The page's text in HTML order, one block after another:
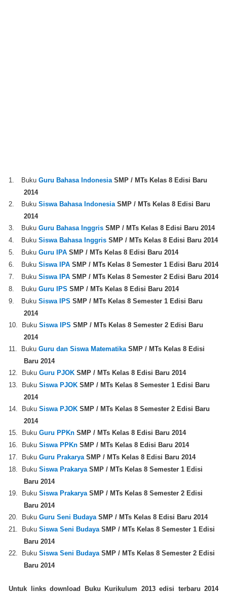
1. Buku Guru Bahasa Indonesia SMP / MTs Kelas 8 Edisi Baru
2014
2.
Buku Siswa Bahasa Indonesia SMP / MTs Kelas 8 Edisi Baru
2014
3.
Buku Guru Bahasa Inggris SMP / MTs Kelas 8 Edisi Baru 2014
4.
Buku Siswa Bahasa Inggris SMP / MTs Kelas 8 Edisi Baru 2014
5.
Buku Guru IPA SMP / MTs Kelas 8 Edisi Baru 2014
6.
Buku Siswa IPA SMP / MTs Kelas 8 Semester 1 Edisi Baru 2014
7.
Buku Siswa IPA SMP / MTs Kelas 8 Semester 2 Edisi Baru 2014
8.
Buku Guru IPS SMP / MTs Kelas 8 Edisi Baru 2014
9.
Buku Siswa IPS SMP / MTs Kelas 8 Semester 1 Edisi Baru
2014
10.
Buku Siswa IPS SMP / MTs Kelas 8 Semester 2 Edisi Baru
2014
11.
Buku Guru dan Siswa Matematika SMP / MTs Kelas 8 Edisi
Baru 2014
12.
Buku Guru PJOK SMP / MTs Kelas 8 Edisi Baru 2014
13.
Buku Siswa PJOK SMP / MTs Kelas 8 Semester 1 Edisi Baru
2014
14.
Buku Siswa PJOK SMP / MTs Kelas 8 Semester 2 Edisi Baru
2014
15.
Buku Guru PPKn SMP / MTs Kelas 8 Edisi Baru 2014
16.
Buku Siswa PPKn SMP / MTs Kelas 8 Edisi Baru 2014
17.
Buku Guru Prakarya SMP / MTs Kelas 8 Edisi Baru 2014
18.
Buku Siswa Prakarya SMP / MTs Kelas 8 Semester 1 Edisi
Baru 2014
19.
Buku Siswa Prakarya SMP / MTs Kelas 8 Semester 2 Edisi
Baru 2014
20.
Buku Guru Seni Budaya SMP / MTs Kelas 8 Edisi Baru 2014
21.
Buku Siswa Seni Budaya SMP / MTs Kelas 8 Semester 1 Edisi
Baru 2014
22.
Buku Siswa Seni Budaya SMP / MTs Kelas 8 Semester 2 Edisi
Baru 2014
Untuk links download Buku Kurikulum 2013 edisi terbaru 2014